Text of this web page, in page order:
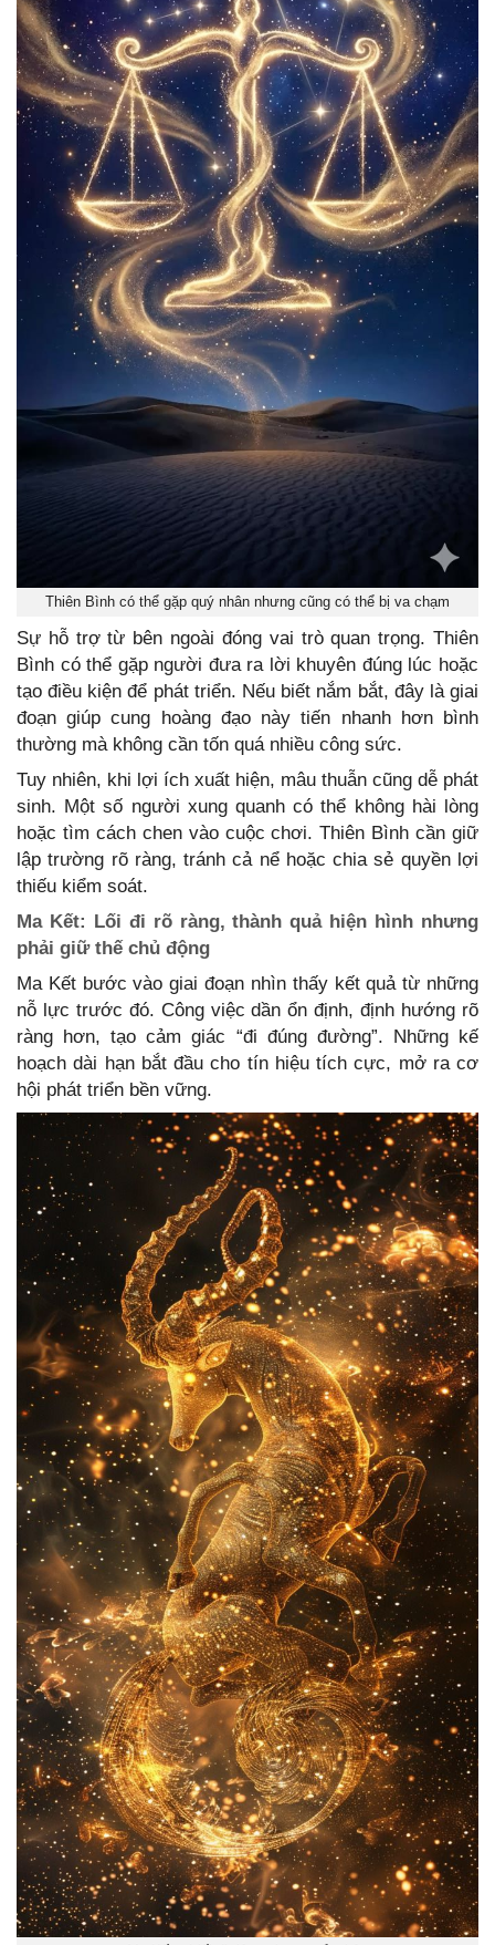
Thiên Bình có thể gặp quý nhân nhưng cũng có thể bị va chạm
Sự hỗ trợ từ bên ngoài đóng vai trò quan trọng. Thiên
Bình có thể gặp người đưa ra lời khuyên đúng lúc hoặc
tạo điều kiện để phát triển. Nếu biết nắm bắt, đây là giai
đoạn giúp cung hoàng đạo này tiến nhanh hơn bình
thường mà không cần tốn quá nhiều công sức.
Tuy nhiên, khi lợi ích xuất hiện, mâu thuẫn cũng dễ phát
sinh. Một số người xung quanh có thể không hài lòng
hoặc tìm cách chen vào cuộc chơi. Thiên Bình cần giữ
lập trường rõ ràng, tránh cả nể hoặc chia sẻ quyền lợi
thiếu kiểm soát.
Ma Kết: Lối đi rõ ràng, thành quả hiện hình nhưng
phải giữ thế chủ động
Ma Kết bước vào giai đoạn nhìn thấy kết quả từ những
nỗ lực trước đó. Công việc dần ổn định, định hướng rõ
ràng hơn, tạo cảm giác “đi đúng đường”. Những kế
hoạch dài hạn bắt đầu cho tín hiệu tích cực, mở ra cơ
hội phát triển bền vững.